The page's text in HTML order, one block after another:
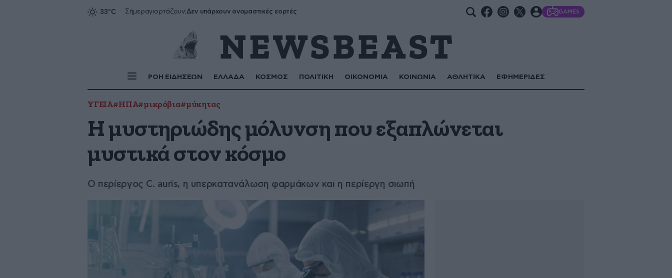
Σήμεραγιορτάζουν:Δεν υπάρχουν ονομαστικές εορτές GAMES
ΡΟΗ ΕΙΔΗΣΕΩΝ ΕΛΛΑΔΑ ΚΟΣΜΟΣ ΠΟΛΙΤΙΚΗ ΟΙΚΟΝΟΜΙΑ ΚΟΙΝΩΝΙΑ ΑΘΛΗΤΙΚΑ ΕΦΗΜΕΡΙΔΕΣ
ΥΓΕΙΑ#ΗΠΑ#μικρόβια#μύκητας
Η μυστηριώδης μόλυνση που εξαπλώνεται
μυστικά στον κόσμο
Ο περίεργος C. auris, η υπερκατανάλωση φαρμάκων και η περίεργη σιωπή